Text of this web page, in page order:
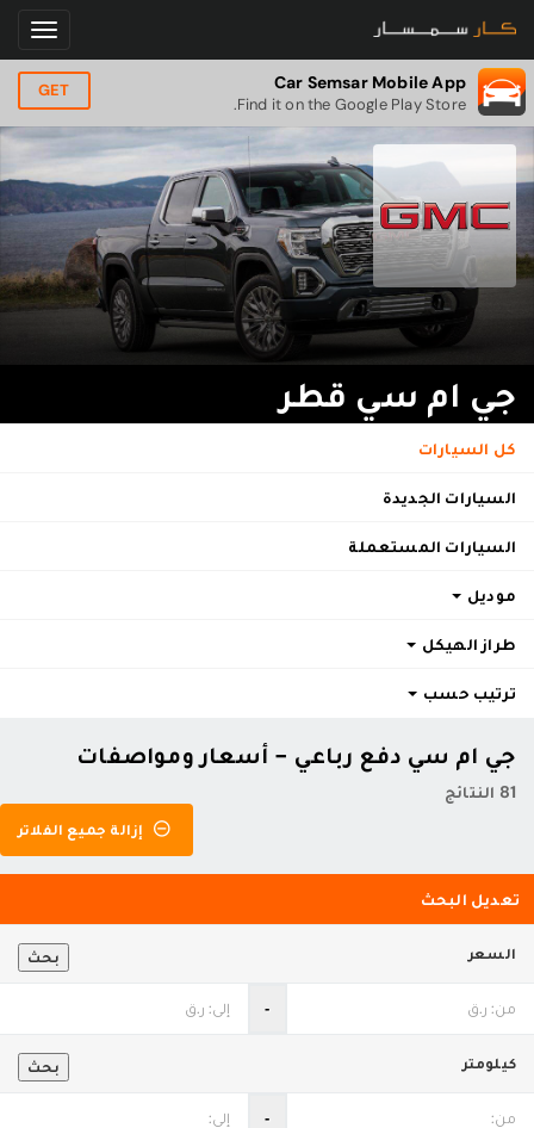
Car Semsar Mobile App
Find it on the Google Play Store.
GET
جي ام سي قطر
كل السيارات
السيارات الجديدة
السيارات المستعملة
موديل
طراز الهيكل
ترتيب حسب
جي ام سي دفع رباعي - أسعار ومواصفات
81 النتائج
إزالة جميع الفلاتر
تعديل البحث
بحث السعر
‐
بحث كيلومتر
‐